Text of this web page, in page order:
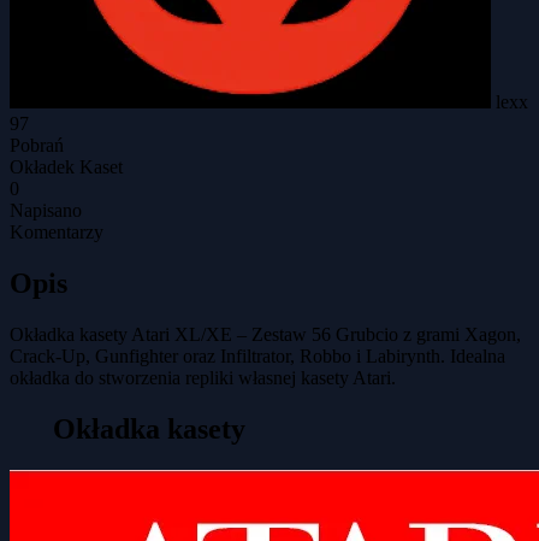
lexx
97
Pobrań
Okładek Kaset
0
Napisano
Komentarzy
Opis
Okładka kasety Atari XL/XE – Zestaw 56 Grubcio z grami Xagon,
Crack-Up, Gunfighter oraz Infiltrator, Robbo i Labirynth. Idealna
okładka do stworzenia repliki własnej kasety Atari.
Okładka kasety